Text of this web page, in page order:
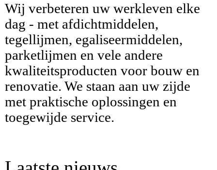
Wij verbeteren uw werkleven elke
dag - met afdichtmiddelen,
tegellijmen, egaliseermiddelen,
parketlijmen en vele andere
kwaliteitsproducten voor bouw en
renovatie. We staan aan uw zijde
met praktische oplossingen en
toegewijde service.